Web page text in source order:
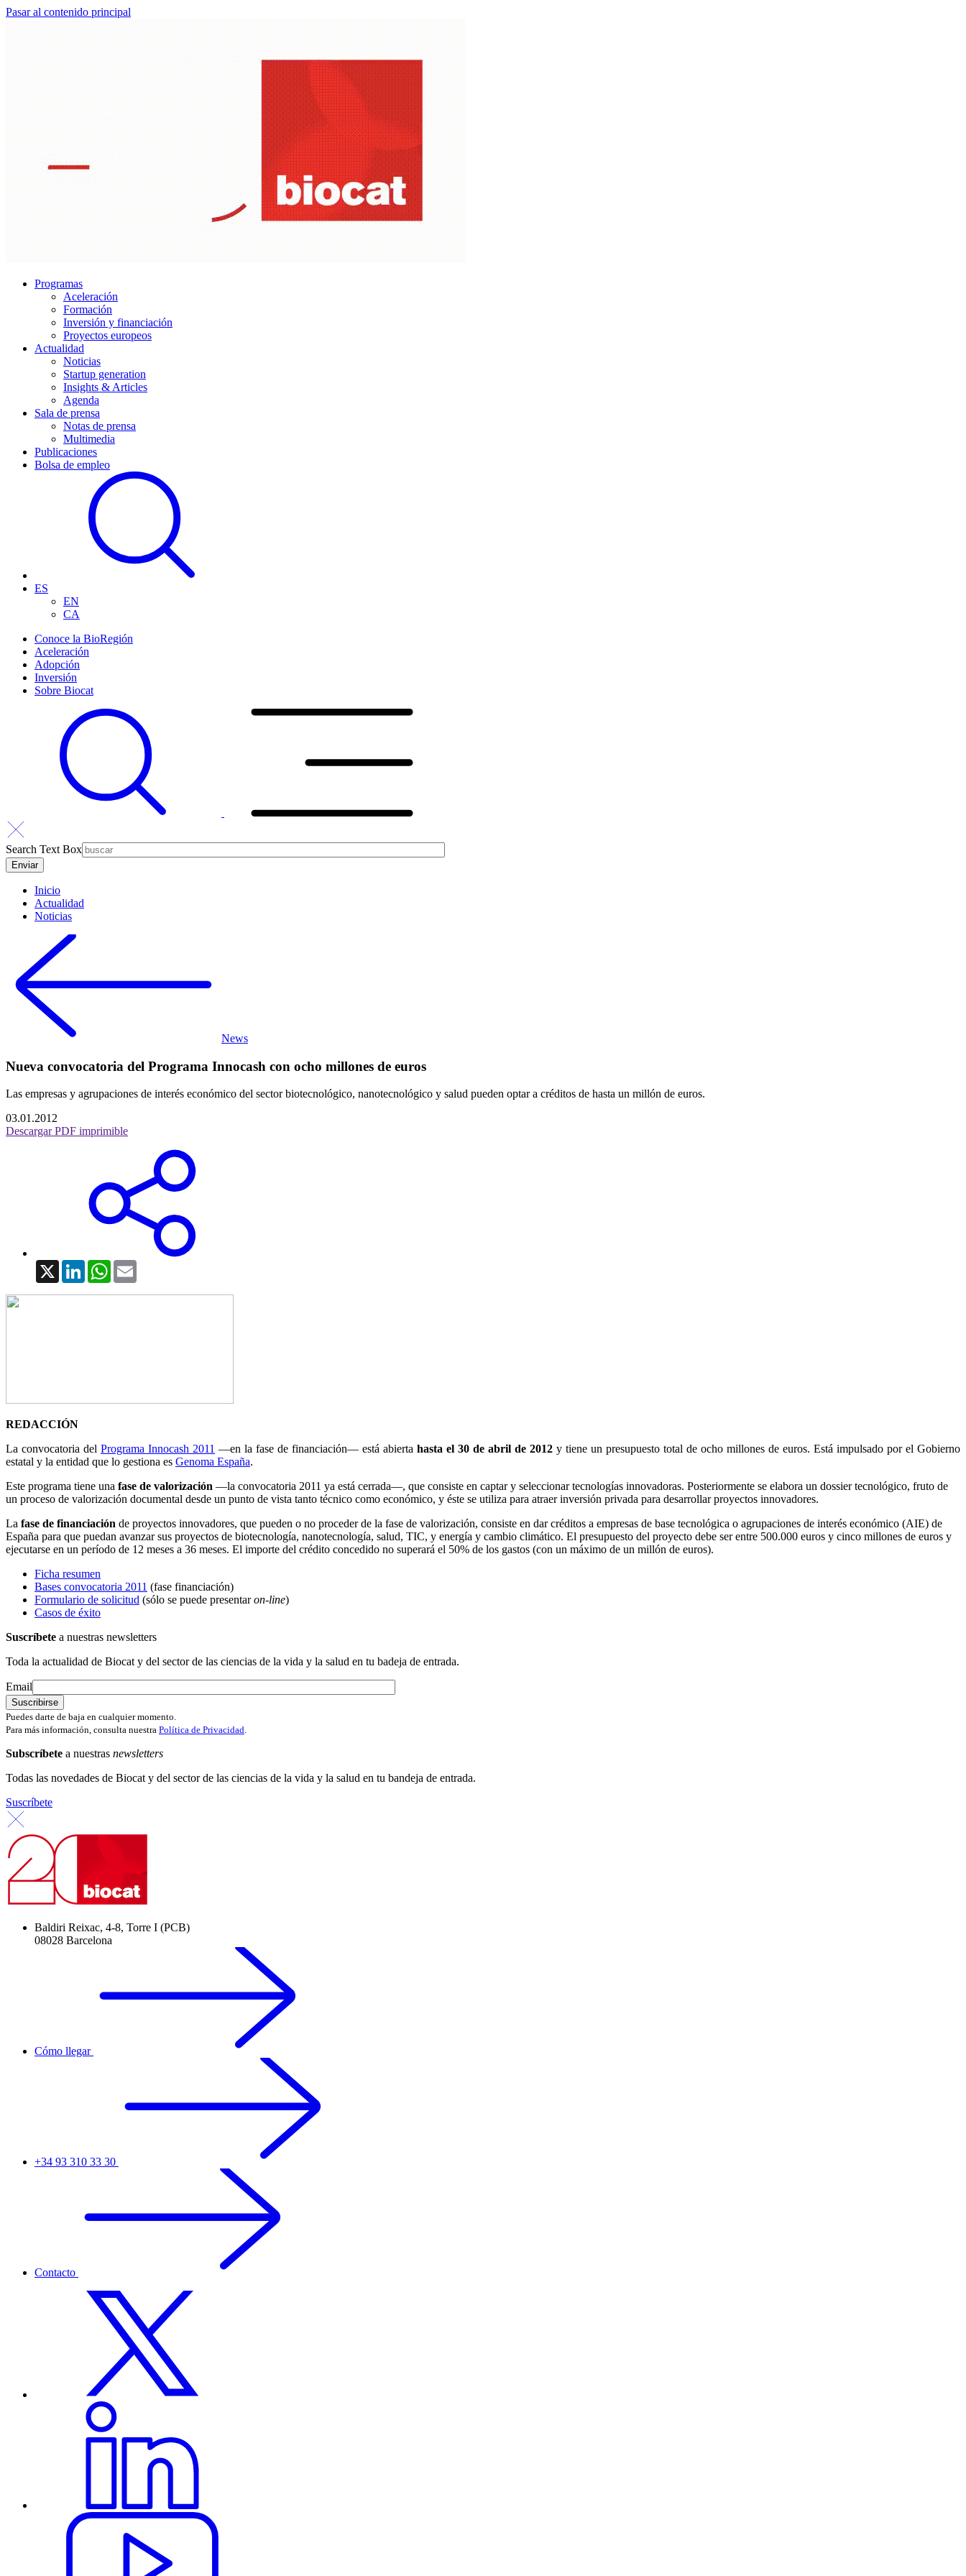
Pasar al contenido principal
Programas
Aceleración
Formación
Inversión y financiación
Proyectos europeos
Actualidad
Noticias
Startup generation
Insights & Articles
Agenda
Sala de prensa
Notas de prensa
Multimedia
Publicaciones
Bolsa de empleo
ES
EN
CA
Conoce la BioRegión
Aceleración
Adopción
Inversión
Sobre Biocat
Search Text Box
Inicio
Actualidad
Noticias
News
Nueva convocatoria del Programa Innocash con ocho millones de euros
Las empresas y agrupaciones de interés económico del sector biotecnológico, nanotecnológico y salud pueden optar a créditos de hasta un millón de euros.
03.01.2012
Descargar PDF imprimible
X LinkedInWhatsApp
REDACCIÓN
La convocatoria del Programa Innocash 2011 —en la fase de financiación— está abierta hasta el 30 de abril de 2012 y tiene un presupuesto total de ocho millones de euros. Está impulsado por el Gobierno
estatal y la entidad que lo gestiona es Genoma España.
Este programa tiene una fase de valorización —la convocatoria 2011 ya está cerrada—, que consiste en captar y seleccionar tecnologías innovadoras. Posteriormente se elabora un dossier tecnológico, fruto de
un proceso de valorización documental desde un punto de vista tanto técnico como económico, y éste se utiliza para atraer inversión privada para desarrollar proyectos innovadores.
La fase de financiación de proyectos innovadores, que pueden o no proceder de la fase de valorización, consiste en dar créditos a empresas de base tecnológica o agrupaciones de interés económico (AIE) de
España para que puedan avanzar sus proyectos de biotecnología, nanotecnología, salud, TIC, y energía y cambio climático. El presupuesto del proyecto debe ser entre 500.000 euros y cinco millones de euros y
ejecutarse en un período de 12 meses a 36 meses. El importe del crédito concedido no superará el 50% de los gastos (con un máximo de un millón de euros).
Ficha resumen
Bases convocatoria 2011 (fase financiación)
Formulario de solicitud (sólo se puede presentaron-line)
Casos de éxito
Suscríbete a nuestras newsletters
Toda la actualidad de Biocat y del sector de las ciencias de la vida y la salud en tu badeja de entrada.
Email
Puedes darte de baja en cualquier momento.
Para más información, consulta nuestra Política de Privacidad.
Subscríbete a nuestras newsletters
Todas las novedades de Biocat y del sector de las ciencias de la vida y la salud en tu bandeja de entrada.
Suscríbete
Baldiri Reixac, 4-8, Torre I (PCB)
08028 Barcelona
Cómo llegar
+34 93 310 33 30
Contacto